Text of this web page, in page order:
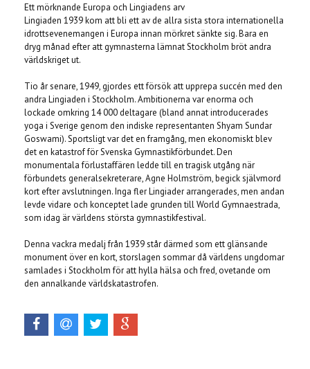
Ett mörknande Europa och Lingiadens arv
Lingiaden 1939 kom att bli ett av de allra sista stora internationella
idrottsevenemangen i Europa innan mörkret sänkte sig. Bara en
dryg månad efter att gymnasterna lämnat Stockholm bröt andra
världskriget ut.
Tio år senare, 1949, gjordes ett försök att upprepa succén med den
andra Lingiaden i Stockholm. Ambitionerna var enorma och
lockade omkring 14 000 deltagare (bland annat introducerades
yoga i Sverige genom den indiske representanten Shyam Sundar
Goswami). Sportsligt var det en framgång, men ekonomiskt blev
det en katastrof för Svenska Gymnastikförbundet. Den
monumentala förlustaffären ledde till en tragisk utgång när
förbundets generalsekreterare, Agne Holmström, begick självmord
kort efter avslutningen. Inga fler Lingiader arrangerades, men andan
levde vidare och konceptet lade grunden till World Gymnaestrada,
som idag är världens största gymnastikfestival.
Denna vackra medalj från 1939 står därmed som ett glänsande
monument över en kort, storslagen sommar då världens ungdomar
samlades i Stockholm för att hylla hälsa och fred, ovetande om
den annalkande världskatastrofen.